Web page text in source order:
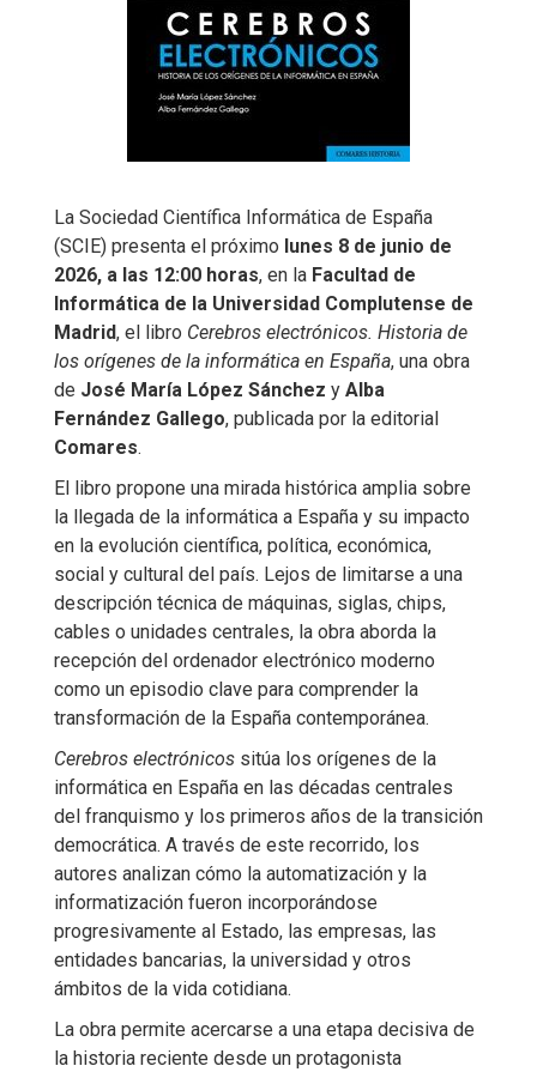
La Sociedad Científica Informática de España
(SCIE) presenta el próximo lunes 8 de junio de
2026, a las 12:00 horas, en la Facultad de
Informática de la Universidad Complutense de
Madrid, el libro Cerebros electrónicos. Historia de
los orígenes de la informática en España, una obra
de José María López Sánchez y Alba
Fernández Gallego, publicada por la editorial
Comares.
El libro propone una mirada histórica amplia sobre
la llegada de la informática a España y su impacto
en la evolución científica, política, económica,
social y cultural del país. Lejos de limitarse a una
descripción técnica de máquinas, siglas, chips,
cables o unidades centrales, la obra aborda la
recepción del ordenador electrónico moderno
como un episodio clave para comprender la
transformación de la España contemporánea.
Cerebros electrónicos sitúa los orígenes de la
informática en España en las décadas centrales
del franquismo y los primeros años de la transición
democrática. A través de este recorrido, los
autores analizan cómo la automatización y la
informatización fueron incorporándose
progresivamente al Estado, las empresas, las
entidades bancarias, la universidad y otros
ámbitos de la vida cotidiana.
La obra permite acercarse a una etapa decisiva de
la historia reciente desde un protagonista